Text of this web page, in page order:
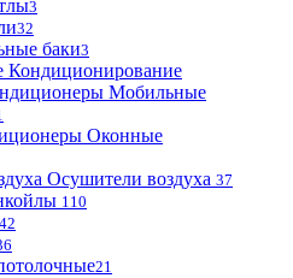
3
32
баки3
Кондиционирование
Мобильные
Оконные
Осушители воздуха 37
110
42
21